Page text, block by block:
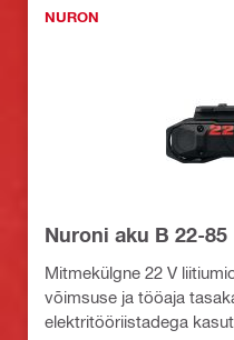
NURON
Nuroni aku B 22-85
Mitmekülgne 22 V
võimsuse ja tööaja
elektritööriistadega